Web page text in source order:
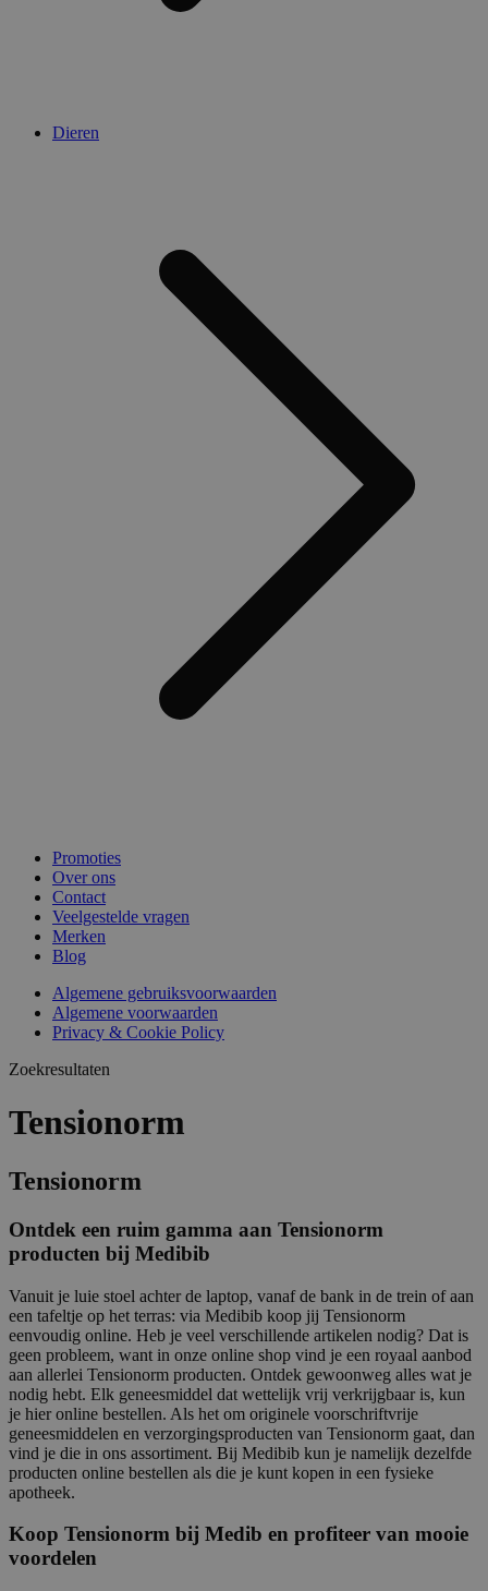
Dieren
Promoties
Over ons
Contact
Veelgestelde vragen
Merken
Blog
Algemene gebruiksvoorwaarden
Algemene voorwaarden
Privacy & Cookie Policy
Zoekresultaten
Tensionorm
Tensionorm
Ontdek een ruim gamma aan Tensionorm
producten bij Medibib
Vanuit je luie stoel achter de laptop, vanaf de bank in de trein of aan
een tafeltje op het terras: via Medibib koop jij Tensionorm
eenvoudig online. Heb je veel verschillende artikelen nodig? Dat is
geen probleem, want in onze online shop vind je een royaal aanbod
aan allerlei Tensionorm producten. Ontdek gewoonweg alles wat je
nodig hebt. Elk geneesmiddel dat wettelijk vrij verkrijgbaar is, kun
je hier online bestellen. Als het om originele voorschriftvrije
geneesmiddelen en verzorgingsproducten van Tensionorm gaat, dan
vind je die in ons assortiment. Bij Medibib kun je namelijk dezelfde
producten online bestellen als die je kunt kopen in een fysieke
apotheek.
Koop Tensionorm bij Medib en profiteer van mooie
voordelen